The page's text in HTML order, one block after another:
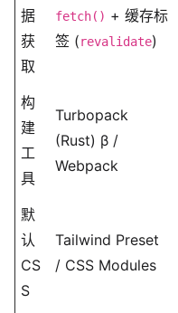
据
获
取
fetch() + 缓存标
签 (revalidate)
构
建
工
具
Turbopack
(Rust) β /
Webpack
默
认
CS
S
Tailwind Preset
/ CSS Modules